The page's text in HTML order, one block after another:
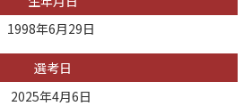
1998年6月29日
選考日
2025年4月6日